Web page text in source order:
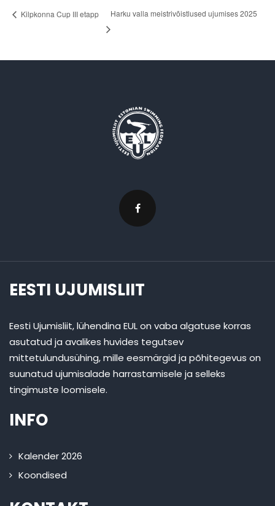
Kilpkonna Cup III etapp Harku valla meistrivõistlused ujumises 2025
EESTI UJUMISLIIT
Eesti Ujumisliit, lühendina EUL on vaba algatuse korras
asutatud ja avalikes huvides tegutsev
mittetulundusühing, mille eesmärgid ja põhitegevus on
suunatud ujumisalade harrastamisele ja selleks
tingimuste loomisele.
INFO
Kalender 2026
Koondised